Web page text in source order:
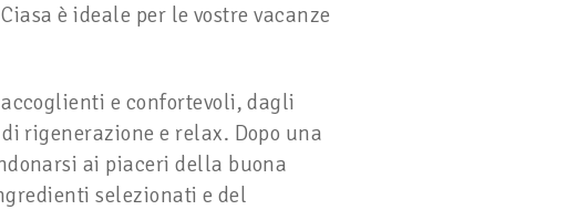
è ideale per le vostre vacanze
e confortevoli, dagli
rigenerazione e relax. Dopo una
ai piaceri della buona
selezionati e del